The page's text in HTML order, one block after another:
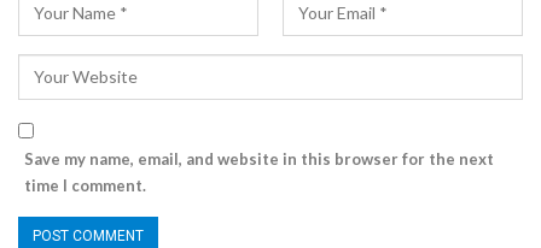
Save my name, email, and website in this browser for the next
time I comment.